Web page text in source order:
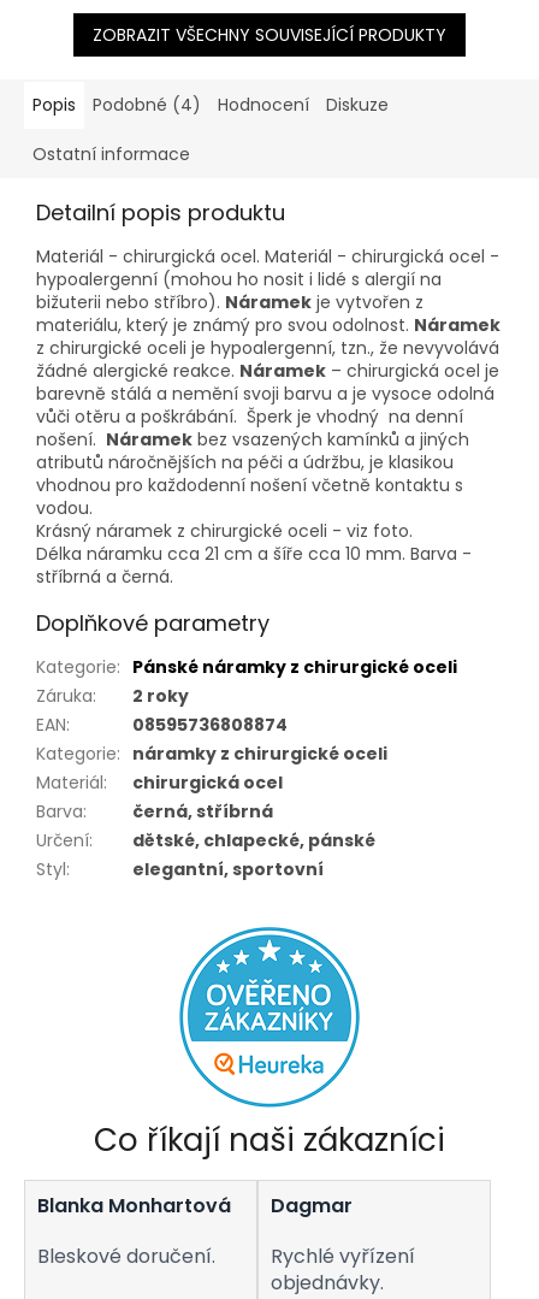
ZOBRAZIT VŠECHNY SOUVISEJÍCÍ PRODUKTY
Popis Podobné (4) Hodnocení Diskuze
Ostatní informace
Detailní popis produktu
Materiál - chirurgická ocel. Materiál - chirurgická ocel -
hypoalergenní (mohou ho nosit i lidé s alergií na
bižuterii nebo stříbro). Náramek je vytvořen z
materiálu, který je známý pro svou odolnost. Náramek
z chirurgické oceli je hypoalergenní, tzn., že nevyvolává
žádné alergické reakce. Náramek – chirurgická ocel je
barevně stálá a nemění svoji barvu a je vysoce odolná
vůči otěru a poškrábání. Šperk je vhodný na denní
nošení. Náramek bez vsazených kamínků a jiných
atributů náročnějších na péči a údržbu, je klasikou
vhodnou pro každodenní nošení včetně kontaktu s
vodou.
Krásný náramek z chirurgické oceli - viz foto.
Délka náramku cca 21 cm a šíře cca 10 mm. Barva -
stříbrná a černá.
Doplňkové parametry
Kategorie: Pánské náramky z chirurgické oceli
Záruka:
2 roky
EAN:
08595736808874
Kategorie: náramky z chirurgické oceli
Materiál:
chirurgická ocel
Barva:
černá, stříbrná
Určení:
dětské, chlapecké, pánské
Styl: elegantní, sportovní
Co říkají naši zákazníci
Blanka Monhartová
Bleskové doručení.
Dagmar
Rychlé vyřízení
objednávky.